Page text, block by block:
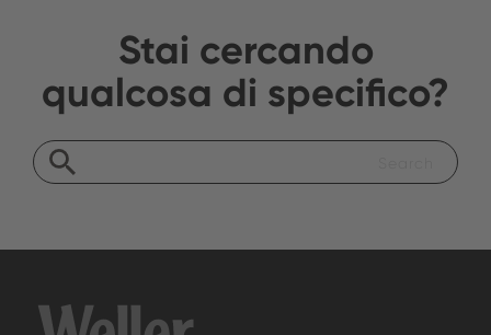
Stai cercando
qualcosa di specifico?